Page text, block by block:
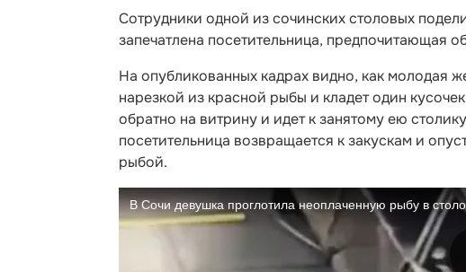
Сотрудники одной из сочинских столовых
запечатлена посетительница, предпочитающая
На опубликованных кадрах видно, как молодая
нарезкой из красной рыбы и кладет один
обратно на витрину и идет к занятому ею
посетительница возвращается к закускам и
рыбой.